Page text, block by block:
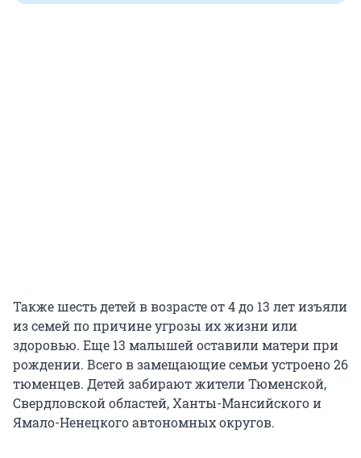
Также шесть детей в возрасте от 4 до 13 лет изъяли
из семей по причине угрозы их жизни или
здоровью. Еще 13 малышей оставили матери при
рождении. Всего в замещающие семьи устроено 26
тюменцев. Детей забирают жители Тюменской,
Свердловской областей, Ханты-Мансийского и
Ямало-Ненецкого автономных округов.